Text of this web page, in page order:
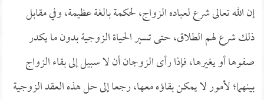
إن الله تعالى شرع لعباده الزواج، لحكمة بالغة عظيمة، وفي مقابل
ذلك شرع لهم الطلاق، حتى تسير الحياة الزوجية بدون ما يكدر
صفوها أو يغيرها، فإذا رأى الزوجان أن لا سبيل إلى بقاء الزواج
بينهما؛ لأمور لا يمكن بقاؤه معها، رجعا إلى حل هذه العقد الزوجية